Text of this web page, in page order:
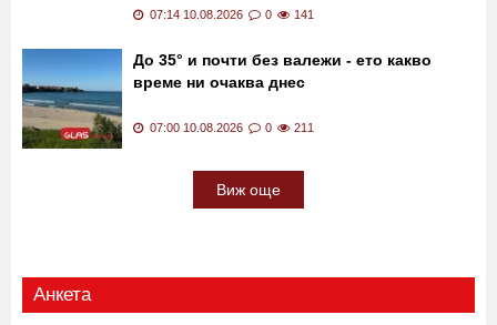
07:14 10.08.2026 0 141
До 35° и почти без валежи - ето какво
време ни очаква днес
07:00 10.08.2026 0 211
Виж още
Анкета